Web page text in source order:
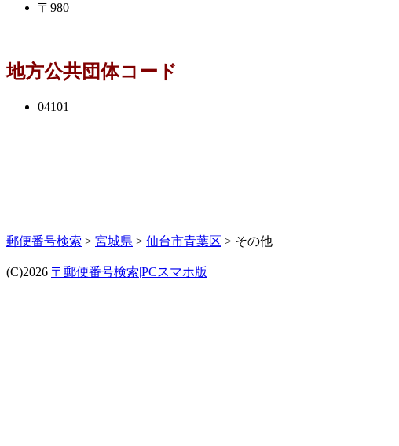
〒980
地方公共団体コード
04101
郵便番号検索 > 宮城県 > 仙台市青葉区 > その他
(C)2026 〒郵便番号検索|PCスマホ版